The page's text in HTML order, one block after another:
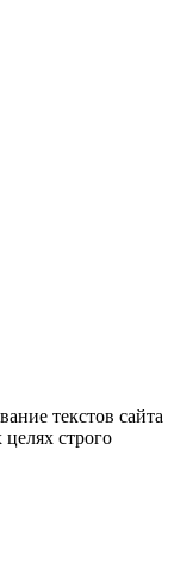
текстов сайта
строго